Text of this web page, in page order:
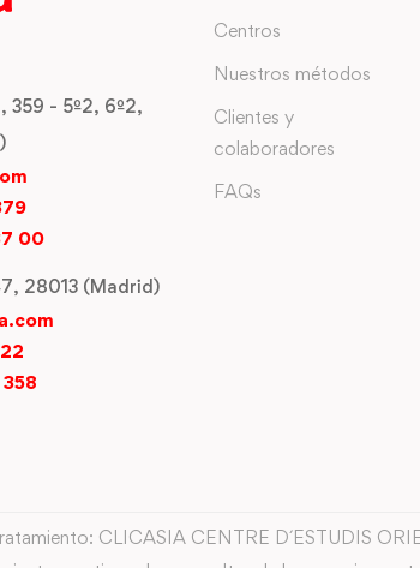
359 - 5º2, 6º2,
00
28013 (Madrid)
Centros
Nuestros métodos
Clientes y
colaboradores
FAQs
CLICASIA CENTRE D´ESTUDIS